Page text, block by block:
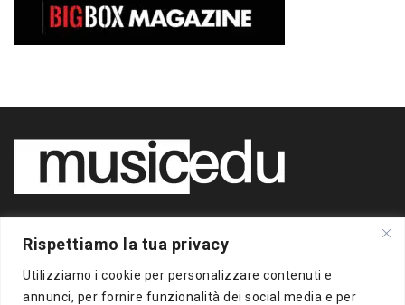
Rispettiamo la tua privacy
Utilizziamo i cookie per personalizzare contenuti e
annunci, per fornire funzionalità dei social media e per
di Piero Chianura
P.IVA 12412930963
Tutti i diritti riservati